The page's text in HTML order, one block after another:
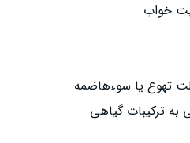
خواب
تهوع یا سوءهاضمه
به ترکیبات گیاهی